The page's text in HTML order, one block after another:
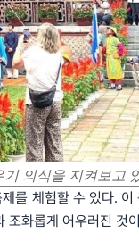
의식을 지켜보고
를 체험할 수 있다.
조화롭게 어우러진 것